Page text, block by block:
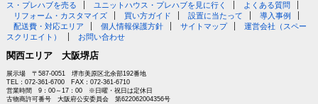
ス・プレハブを売る
ユニットハウス・プレハブを見に行く
よくある質問
リフォーム・カスタマイズ
買い方ガイド 設置に当たって
導入事例
配送費・対応エリア
個人情報保護方針 サイトマップ
運営会社（スペー
スクリエイト）
お問い合わせ
関西エリア 大阪堺店
展示場 〒587-0051 堺市美原区北余部192番地
TEL：072-361-6700 FAX：072-361-6710
営業時間 9：00～17：00 ※日曜・祝日は定休日
古物商許可番号 大阪府公安委員会 第622062004356号